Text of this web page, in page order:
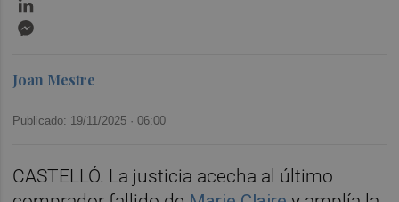
Joan Mestre
Publicado: 19/11/2025 ·06:00
CASTELLÓ. La justicia acecha al último